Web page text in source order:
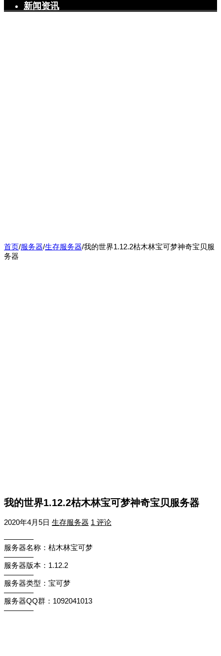
新闻资讯
首页/服务器/生存服务器/我的世界1.12.2枯木林宝可梦神奇宝贝服
务器
我的世界1.12.2枯木林宝可梦神奇宝贝服务器
2020年4月5日 生存服务器 1 评论
————
服务器名称：枯木林宝可梦
————
服务器版本：1.12.2
————
服务器类型：宝可梦
————
服务器QQ群：1092041013
————